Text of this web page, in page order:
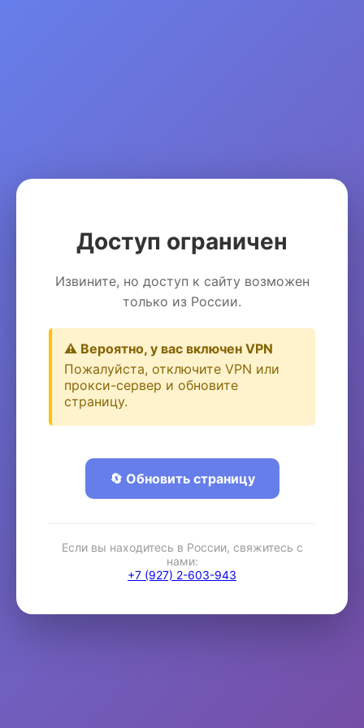
Доступ ограничен
Извините, но доступ к сайту возможен
только из России.
⚠️ Вероятно, у вас включен VPN
Пожалуйста, отключите VPN или
прокси-сервер и обновите
страницу.
🔄 Обновить страницу
Если вы находитесь в России, свяжитесь с
нами:
+7 (927) 2-603-943